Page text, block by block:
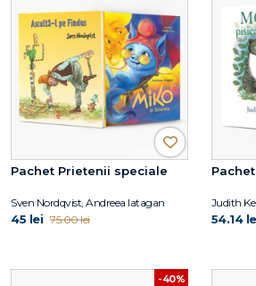
Pachet Prietenii speciale
Sven Nordqvist, Andreea Iatagan
45 lei 75.00 lei
Judith
54.14
-40%